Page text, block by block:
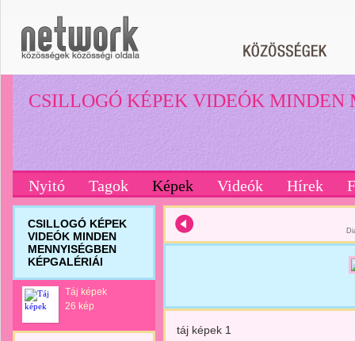
CSILLOGÓ KÉPEK VIDEÓK MINDEN
Nyitó Tagok Képek Videók Hírek
CSILLOGÓ KÉPEK
VIDEÓK MINDEN
MENNYISÉGBEN
KÉPGALÉRIÁI
Táj képek
26 kép
táj képek 1